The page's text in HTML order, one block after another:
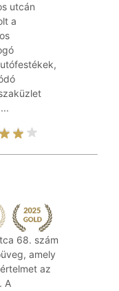
utcán
a
68. szám
amely
az
A